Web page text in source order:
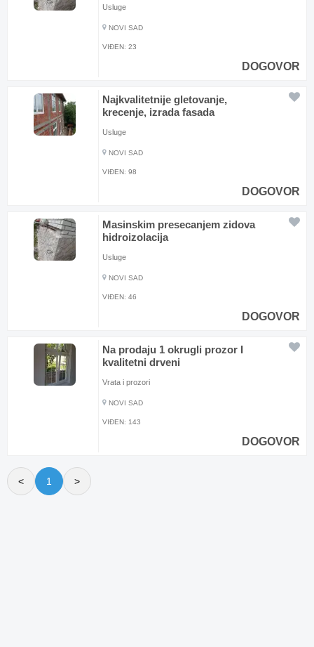
Usluge
NOVI SAD
VIĐEN:23
DOGOVOR
Najkvalitetnije gletovanje,
krecenje, izrada fasada
Usluge
NOVI SAD
VIĐEN:98
DOGOVOR
Masinskim presecanjem zidova
hidroizolacija
Usluge
NOVI SAD
VIĐEN:46
DOGOVOR
Na prodaju 1 okrugli prozor I
kvalitetni drveni
Vrata i prozori
NOVI SAD
VIĐEN: 143
DOGOVOR
< 1 >